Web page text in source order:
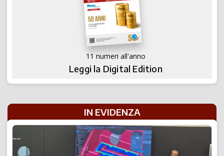
11 numeri all'anno
Leggi la Digital Edition
IN EVIDENZA